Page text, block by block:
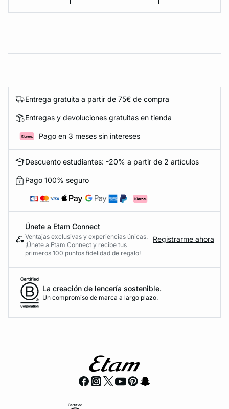
Entrega gratuita a partir de 75€ de compra
Entregas y devoluciones gratuitas en tienda
Pago en 3 meses sin intereses
Descuento estudiantes: -20% a partir de 2 artículos
Pago 100% seguro
Únete a Etam Connect
Ventajas exclusivas y experiencias únicas.
¡Únete a Etam Connect y recibe tus
primeros 100 puntos fidelidad de regalo!
Registrarme ahora
La creación de lencería sostenible.
Un compromiso de marca a largo plazo.